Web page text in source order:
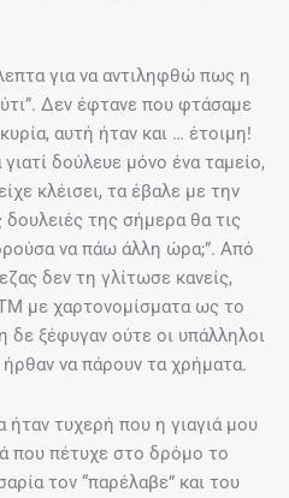
για να αντιληφθώ πως η
Δεν έφτανε που φτάσαμε
αυτή ήταν και … έτοιμη!
δούλευε μόνο ένα ταμείο,
κλέισει, τα έβαλε με την
της σήμερα θα τις
να πάω άλλη ώρα;”. Από
δεν τη γλίτωσε κανείς,
με χαρτονομίσματα ως το
δε ξέφυγαν ούτε οι υπάλληλοι
να πάρουν τα χρήματα.
τυχερή που η γιαγιά μου
που πέτυχε στο δρόμο το
τον “παρέλαβε” και του